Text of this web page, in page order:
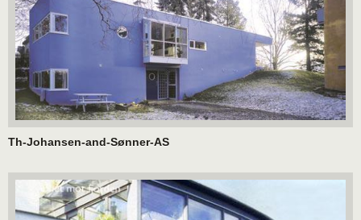
Th-Johansen-and-Sønner-AS